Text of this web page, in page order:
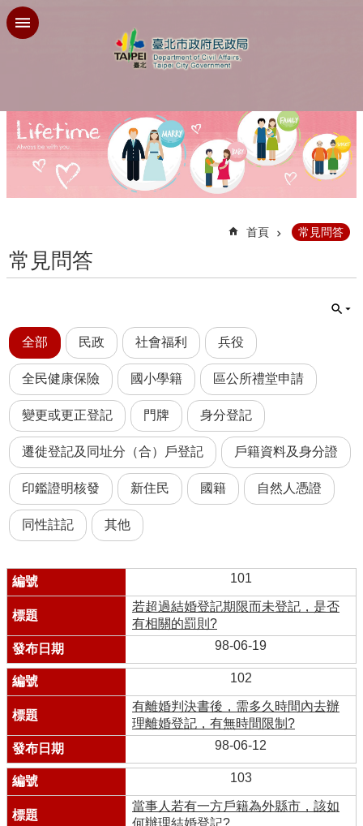
跳到主要內容區塊
首頁 常見問答
常見問答
全部 民政 社會福利 兵役
全民健康保險 國小學籍 區公所禮堂申請
變更或更正登記 門牌 身分登記
遷徙登記及同址分（合）戶登記 戶籍資料及身分證
印鑑證明核發 新住民 國籍 自然人憑證
同性註記 其他
101
若超過結婚登記期限而未登記，是否
有相關的罰則?
98-06-19
102
有離婚判決書後，需多久時間內去辦
理離婚登記，有無時間限制?
98-06-12
103
當事人若有一方戶籍為外縣市，該如